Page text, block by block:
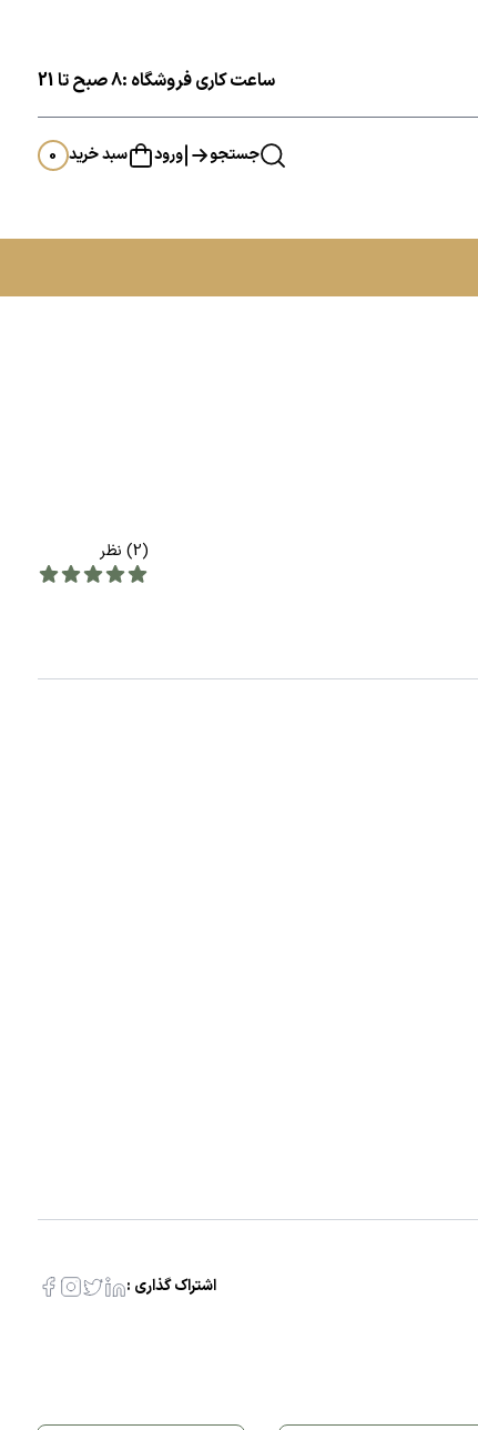
ساعت کاری فروشگاه :8 صبح تا 21
جستجو ورود سبد خرید 0
(2) نظر
اشتراک گذاری :